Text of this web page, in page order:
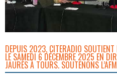
DEPUIS 2023, CITERADIO SOUTIENT
LE SAMEDI 6 DÉCEMBRE 2025 EN
JAURÈS À TOURS. SOUTENONS